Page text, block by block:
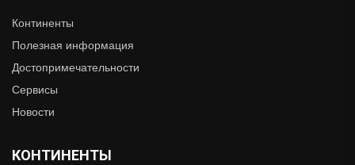
Континенты
Полезная информация
Достопримечательности
Сервисы
Новости
КОНТИНЕНТЫ